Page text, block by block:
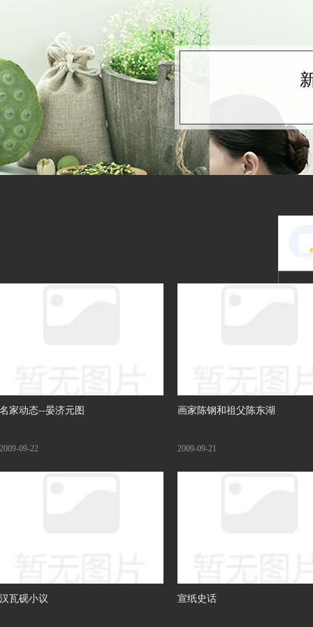
名家动态--晏济元图
2009-09-22
画家陈钢和祖父陈东湖
2009-09-21
汉瓦砚小议 宣纸史话